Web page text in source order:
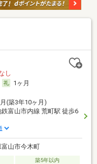
し
1ヶ月
(築3年10ヶ月)
富山市内線 荒町駅 徒歩6
山市今木町
築5年以内